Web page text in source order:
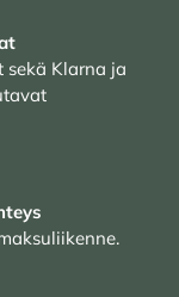
sekä Klarna ja